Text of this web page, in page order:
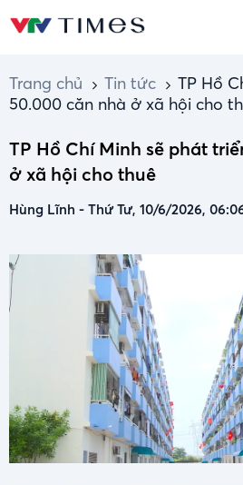
Trang chủ Tin tức
TP Hồ
50.000 căn nhà ở xã hội cho
TP Hồ Chí Minh sẽ phát
ở xã hội cho thuê
Hùng Lĩnh - Thứ Tư, 10/6/2026,